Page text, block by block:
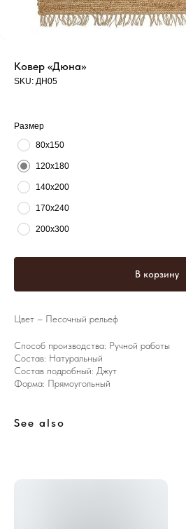
Ковер «Дюна»
SKU: ДН05
Размер
80х150
120х180
140х200
170х240
200х300
В корзину
Цвет – Песочный рельеф
Способ производства: Ручной работы
Состав: Натуральный
Состав подробный: Джут
Форма: Прямоугольный
See also